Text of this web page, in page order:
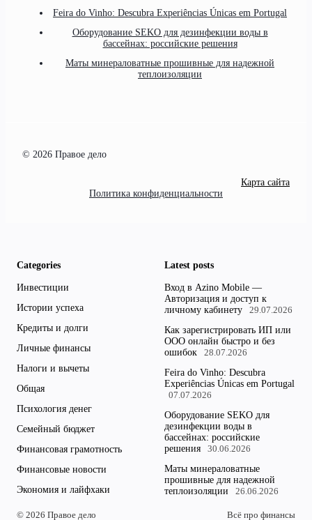
Feira do Vinho: Descubra Experiências Únicas em Portugal
Оборудование SEKO для дезинфекции воды в
бассейнах: российские решения
Маты минераловатные прошивные для надежной
теплоизоляции
© 2026 Правое дело
Карта сайта
Политика конфиденциальности
Categories
Инвестиции
Истории успеха
Кредиты и долги
Личные финансы
Налоги и вычеты
Общая
Психология денег
Семейный бюджет
Финансовая грамотность
Финансовые новости
Экономия и лайфхаки
Latest posts
Вход в Azino Mobile —
Авторизация и доступ к
личному кабинету
29.07.2026
Как зарегистрировать ИП или
ООО онлайн быстро и без
ошибок
28.07.2026
Feira do Vinho: Descubra
Experiências Únicas em Portugal
07.07.2026
Оборудование SEKO для
дезинфекции воды в
бассейнах: российские
решения
30.06.2026
Маты минераловатные
прошивные для надежной
теплоизоляции
26.06.2026
© 2026 Правое дело Всё про финансы